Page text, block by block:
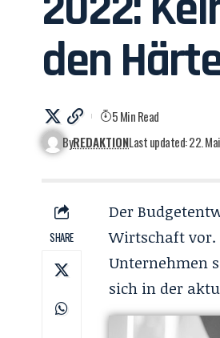
den
ByREDAKTIONLast updated: 22.
5 Min Read
SHARE
Der
Wirtschaft vor.
Unternehmen
sich in der